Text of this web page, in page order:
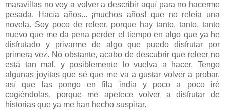
maravillas no voy a volver a describir aquí para no hacerme
pesada. Hacía años... ¡muchos años! que no releía una
novela. Soy poco de releer, porque hay tanto, tanto, tanto
nuevo que me da pena perder el tiempo en algo que ya he
disfrutado y privarme de algo que puedo disfrutar por
primera vez. No obstante, acabo de descubrir que releer no
está tan mal, y posiblemente lo vuelva a hacer. Tengo
algunas joyitas que sé que me va a gustar volver a probar,
así que las pongo en fila india y poco a poco iré
cogiéndolas, porque me apetece volver a disfrutar de
historias que ya me han hecho suspirar.